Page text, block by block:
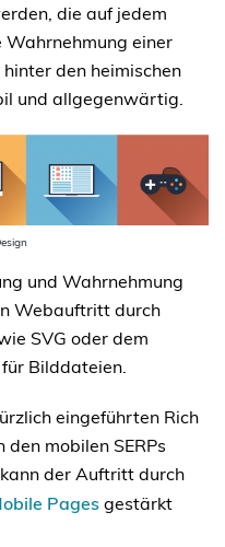
die auf jedem
Wahrnehmung einer
den heimischen
und allgegenwärtig.
und Wahrnehmung
Webauftritt durch
SVG oder dem
Bilddateien.
eingeführten Rich
mobilen SERPs
der Auftritt durch
Pages gestärkt